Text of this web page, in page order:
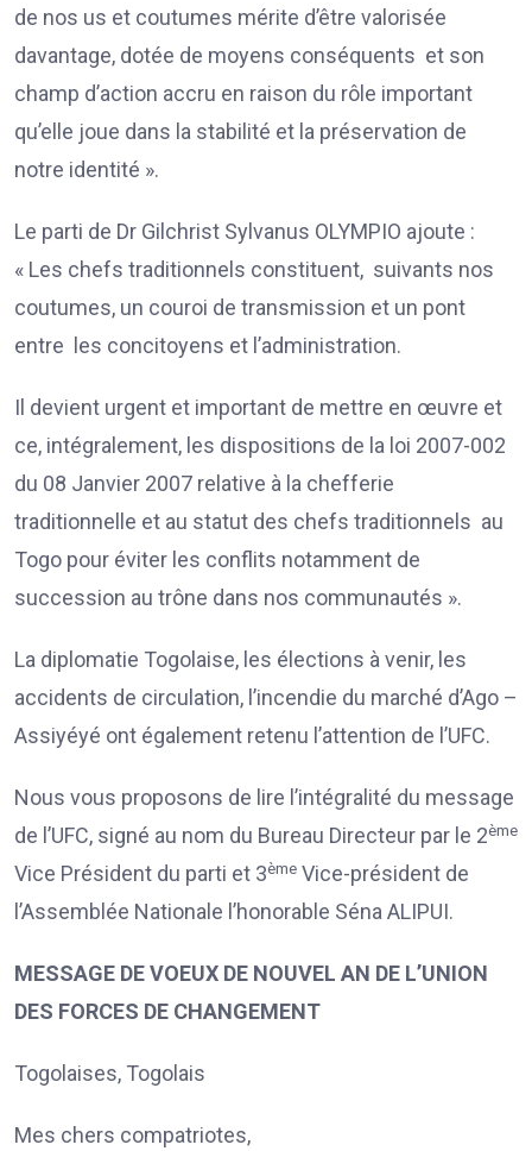
de nos us et coutumes mérite d’être valorisée
davantage, dotée de moyens conséquents et son
champ d’action accru en raison du rôle important
qu’elle joue dans la stabilité et la préservation de
notre identité ».
Le parti de Dr Gilchrist Sylvanus OLYMPIO ajoute :
« Les chefs traditionnels constituent, suivants nos
coutumes, un couroi de transmission et un pont
entre les concitoyens et l’administration.
Il devient urgent et important de mettre en œuvre et
ce, intégralement, les dispositions de la loi 2007-002
du 08 Janvier 2007 relative à la chefferie
traditionnelle et au statut des chefs traditionnels au
Togo pour éviter les conflits notamment de
succession au trône dans nos communautés ».
La diplomatie Togolaise, les élections à venir, les
accidents de circulation, l’incendie du marché d’Ago –
Assiyéyé ont également retenu l’attention de l’UFC.
Nous vous proposons de lire l’intégralité du message
de l’UFC, signé au nom du Bureau Directeur par le 2ème
Vice Président du parti et 3ème Vice-président de
l’Assemblée Nationale l’honorable Séna ALIPUI.
MESSAGE DE VOEUX DE NOUVEL AN DE L’UNION
DES FORCES DE CHANGEMENT
Togolaises, Togolais
Mes chers compatriotes,